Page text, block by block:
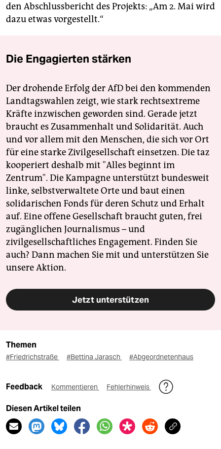
den Abschlussbericht des Projekts: „Am 2. Mai wird
dazu etwas vorgestellt.“
Die Engagierten stärken
Der drohende Erfolg der AfD bei den kommenden
Landtagswahlen zeigt, wie stark rechtsextreme
Kräfte inzwischen geworden sind. Gerade jetzt
braucht es Zusammenhalt und Solidarität. Auch
und vor allem mit den Menschen, die sich vor Ort
für eine starke Zivilgesellschaft einsetzen. Die taz
kooperiert deshalb mit "Alles beginnt im
Zentrum". Die Kampagne unterstützt bundesweit
linke, selbstverwaltete Orte und baut einen
solidarischen Fonds für deren Schutz und Erhalt
auf. Eine offene Gesellschaft braucht guten, frei
zugänglichen Journalismus – und
zivilgesellschaftliches Engagement. Finden Sie
auch? Dann machen Sie mit und unterstützen Sie
unsere Aktion.
Jetzt unterstützen
Themen
#Friedrichstraße #Bettina Jarasch #Abgeordnetenhaus
Feedback Kommentieren Fehlerhinweis
Diesen Artikel teilen